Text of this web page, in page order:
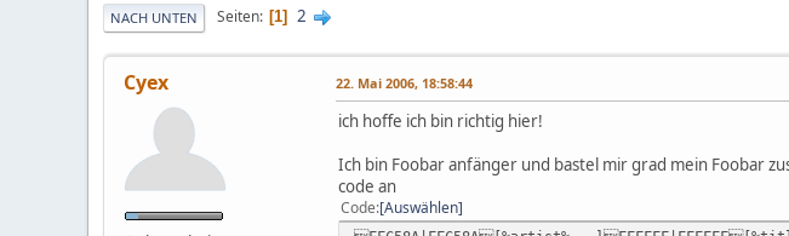
NACH UNTEN Seiten 1 2
Cyex 22. Mai 2006, 18:58:44
ich hoffe ich bin richtig hier!
Ich bin Foobar anfänger und bastel mir grad mein Foobar
code an
Code Auswählen